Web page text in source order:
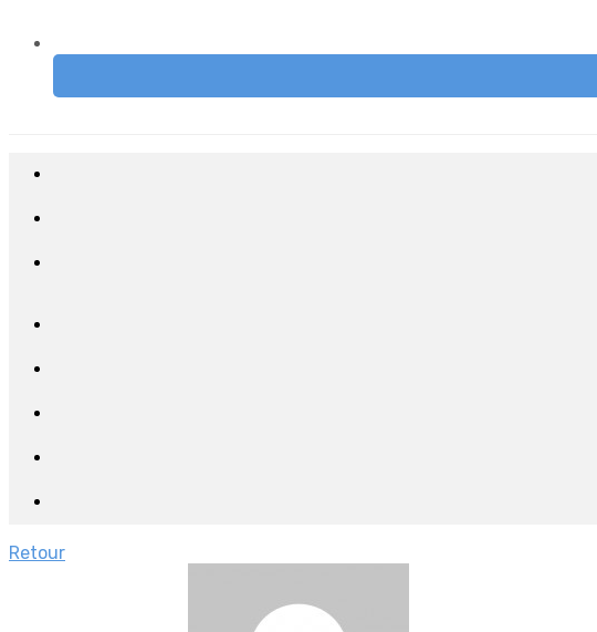
Retour